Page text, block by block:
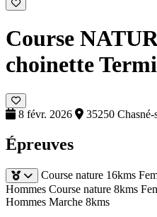
Course
choinette
8 févr. 2026 35250
Épreuves
Course nature 16kms
Hommes Course nature 8kms
Hommes Marche 8kms